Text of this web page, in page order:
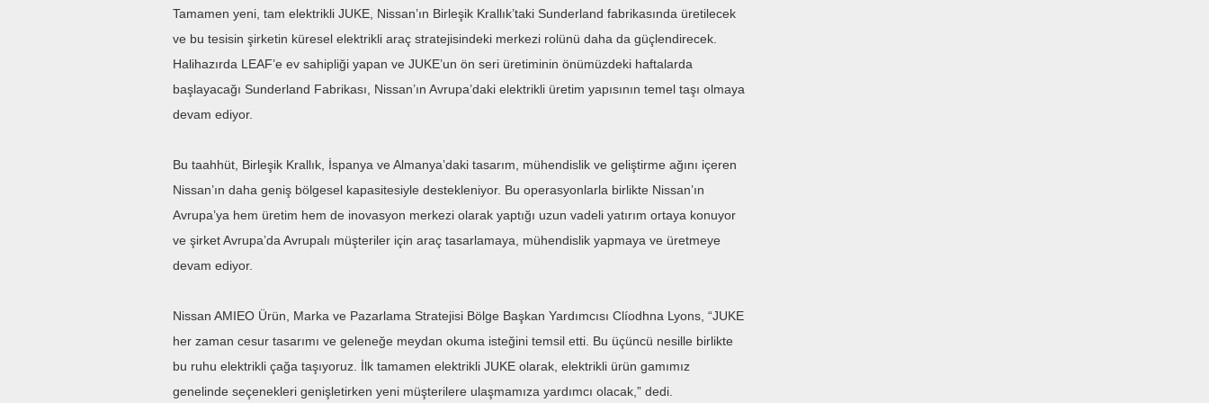
Tamamen yeni, tam elektrikli JUKE, Nissan’ın Birleşik Krallık’taki Sunderland fabrikasında üretilecek
ve bu tesisin şirketin küresel elektrikli araç stratejisindeki merkezi rolünü daha da güçlendirecek.
Halihazırda LEAF’e ev sahipliği yapan ve JUKE’un ön seri üretiminin önümüzdeki haftalarda
başlayacağı Sunderland Fabrikası, Nissan’ın Avrupa’daki elektrikli üretim yapısının temel taşı olmaya
devam ediyor.
Bu taahhüt, Birleşik Krallık, İspanya ve Almanya’daki tasarım, mühendislik ve geliştirme ağını içeren
Nissan’ın daha geniş bölgesel kapasitesiyle destekleniyor. Bu operasyonlarla birlikte Nissan’ın
Avrupa’ya hem üretim hem de inovasyon merkezi olarak yaptığı uzun vadeli yatırım ortaya konuyor
ve şirket Avrupa’da Avrupalı müşteriler için araç tasarlamaya, mühendislik yapmaya ve üretmeye
devam ediyor.
Nissan AMIEO Ürün, Marka ve Pazarlama Stratejisi Bölge Başkan Yardımcısı Clíodhna Lyons, “JUKE
her zaman cesur tasarımı ve geleneğe meydan okuma isteğini temsil etti. Bu üçüncü nesille birlikte
bu ruhu elektrikli çağa taşıyoruz. İlk tamamen elektrikli JUKE olarak, elektrikli ürün gamımız
genelinde seçenekleri genişletirken yeni müşterilere ulaşmamıza yardımcı olacak,” dedi.